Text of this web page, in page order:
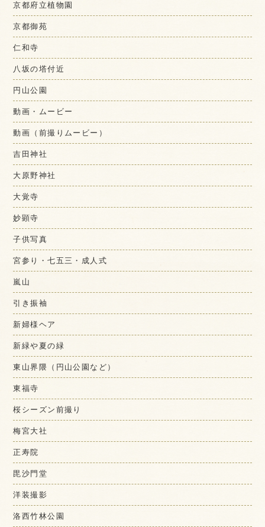
京都府立植物園
京都御苑
仁和寺
八坂の塔付近
円山公園
動画・ムービー
動画（前撮りムービー）
吉田神社
大原野神社
大覚寺
妙顕寺
子供写真
宮参り・七五三・成人式
嵐山
引き振袖
新婦様ヘア
新緑や夏の緑
東山界隈（円山公園など）
東福寺
桜シーズン前撮り
梅宮大社
正寿院
毘沙門堂
洋装撮影
洛西竹林公園